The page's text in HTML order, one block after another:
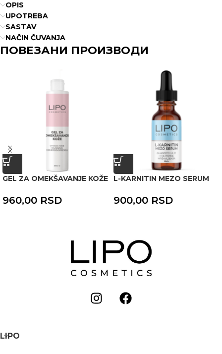
OPIS
UPOTREBA
SASTAV
NAČIN ČUVANJA
ПОВЕЗАНИ ПРОИЗВОДИ
GEL ZA OMEKŠAVANJE KOŽE
960,00 RSD
L-KARNITIN MEZO SERUM
900,00 RSD
LIPO